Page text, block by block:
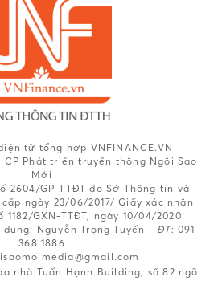
tử tổng hợp VNFINANCE.VN
Phát triển truyền thông Ngôi Sao
Mới
2604/GP-TTĐT do Sở Thông tin và
ngày 23/06/2017/ Giấy xác nhận
GXN-TTĐT, ngày 10/04/2020
Nguyễn Trọng Tuyến - ĐT: 091
368 1886
nhà Tuấn Hạnh Building, số 82 ngõ